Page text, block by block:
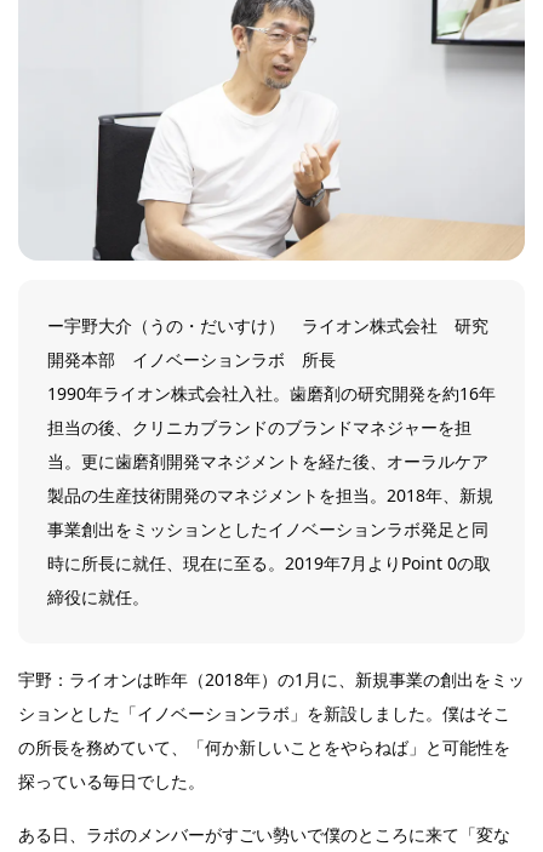
ー宇野大介（うの・だいすけ） ライオン株式会社 研究
開発本部 イノベーションラボ 所長
1990年ライオン株式会社入社。歯磨剤の研究開発を約16年
担当の後、クリニカブランドのブランドマネジャーを担
当。更に歯磨剤開発マネジメントを経た後、オーラルケア
製品の生産技術開発のマネジメントを担当。2018年、新規
事業創出をミッションとしたイノベーションラボ発足と同
時に所長に就任、現在に至る。2019年7月よりPoint 0の取
締役に就任。
宇野：ライオンは昨年（2018年）の1月に、新規事業の創出をミッ
ションとした「イノベーションラボ」を新設しました。僕はそこ
の所長を務めていて、「何か新しいことをやらねば」と可能性を
探っている毎日でした。
ある日、ラボのメンバーがすごい勢いで僕のところに来て「変な